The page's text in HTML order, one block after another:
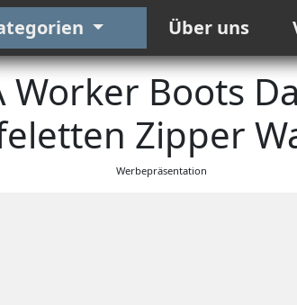
Über uns
Worker Boots
Zipper
Werbepräsentation